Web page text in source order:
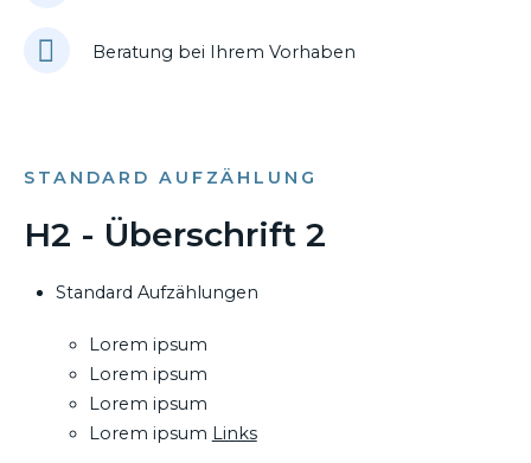
Beratung bei Ihrem Vorhaben
STANDARD AUFZÄHLUNG
H2 - Überschrift 2
Standard Aufzählungen
Lorem ipsum
Lorem ipsum
Lorem ipsum
Lorem ipsum Links